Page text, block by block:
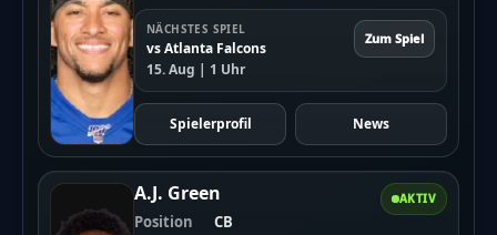
NÄCHSTES SPIEL
vs Atlanta Falcons
15. Aug | 1 Uhr
Zum Spiel
Spielerprofil News
AKTIV
A.J. Green
Position
CB